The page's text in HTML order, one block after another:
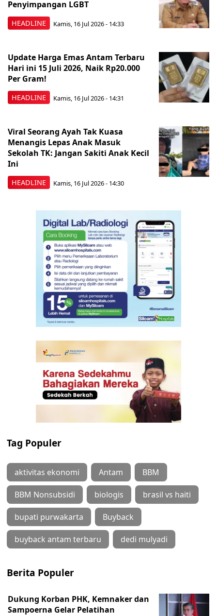
HEADLINE
Penyimpangan LGBT
Kamis, 16 Jul 2026 - 14:33
HEADLINE
Update Harga Emas Antam Terbaru
Hari ini 15 Juli 2026, Naik Rp20.000
Per Gram!
Kamis, 16 Jul 2026 - 14:31
HEADLINE
Viral Seorang Ayah Tak Kuasa
Menangis Lepas Anak Masuk
Sekolah TK: Jangan Sakiti Anak Kecil
Ini
Kamis, 16 Jul 2026 - 14:30
Tag Populer
aktivitas ekonomi Antam BBM
BBM Nonsubsidi biologis brasil vs haiti
bupati purwakarta Buyback
buyback antam terbaru dedi mulyadi
Berita Populer
Dukung Korban PHK, Kemnaker dan
Sampoerna Gelar Pelatihan